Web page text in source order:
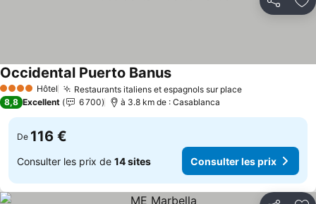
Partager
4 Étoiles Hôtel Restaurants italiens et espagnols sur place
Occidental Puerto Banus
8,8 Excellent 6 700 à 3.8 km de : Casablanca
De 116 €
Consulter les prix de 14 sites Consulter les prix